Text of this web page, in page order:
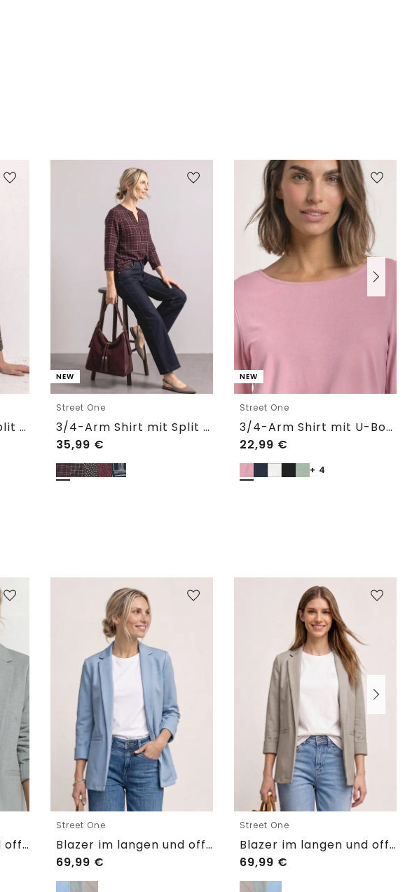
3/4-Arm Shirt mit Split Neck und Print
NEW
Street One
3/4-Arm Shirt mit Split Neck und Print
35,99 €
NEW
Street One
3/4-Arm Shirt mit U-Boot-Ausschnitt
22,99 €
+ 4
Blazer im langen und offenen Schnitt
Street One
Blazer im langen und offenen Schnitt
69,99 €
Street One
Blazer im langen und offenen Schnitt
69,99 €